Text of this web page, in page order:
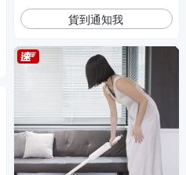
貨到通知我